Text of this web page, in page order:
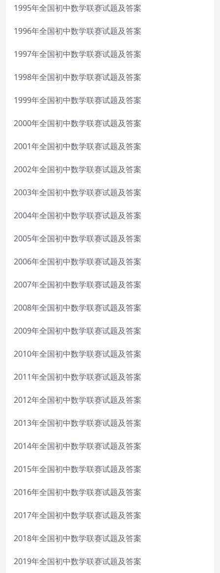
1995年全国初中数学联赛试题及答案
1996年全国初中数学联赛试题及答案
1997年全国初中数学联赛试题及答案
1998年全国初中数学联赛试题及答案
1999年全国初中数学联赛试题及答案
2000年全国初中数学联赛试题及答案
2001年全国初中数学联赛试题及答案
2002年全国初中数学联赛试题及答案
2003年全国初中数学联赛试题及答案
2004年全国初中数学联赛试题及答案
2005年全国初中数学联赛试题及答案
2006年全国初中数学联赛试题及答案
2007年全国初中数学联赛试题及答案
2008年全国初中数学联赛试题及答案
2009年全国初中数学联赛试题及答案
2010年全国初中数学联赛试题及答案
2011年全国初中数学联赛试题及答案
2012年全国初中数学联赛试题及答案
2013年全国初中数学联赛试题及答案
2014年全国初中数学联赛试题及答案
2015年全国初中数学联赛试题及答案
2016年全国初中数学联赛试题及答案
2017年全国初中数学联赛试题及答案
2018年全国初中数学联赛试题及答案
2019年全国初中数学联赛试题及答案